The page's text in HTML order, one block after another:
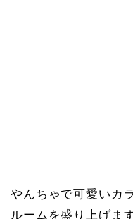
やんちゃで可愛いカ
ルームを盛り上げま